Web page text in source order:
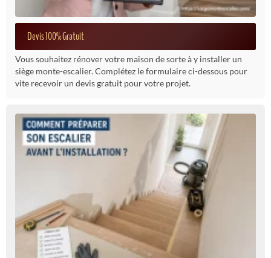
Devis 100% Gratuit
Vous souhaitez rénover votre maison de sorte à y installer un
siège monte-escalier. Complétez le formulaire ci-dessous pour
vite recevoir un devis gratuit pour votre projet.